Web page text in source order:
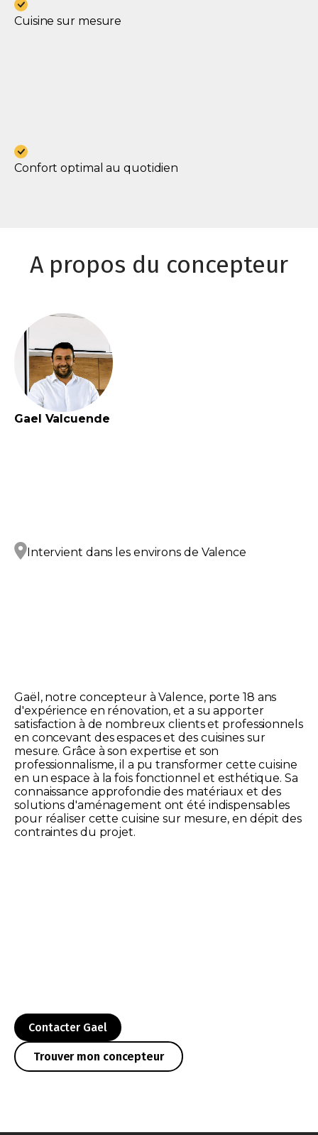
Cuisine sur mesure
Confort optimal au quotidien
A propos du concepteur
Gael Valcuende
Intervient dans les environs de Valence
Gaël, notre concepteur à Valence, porte 18 ans
d'expérience en rénovation, et a su apporter
satisfaction à de nombreux clients et professionnels
en concevant des espaces et des cuisines sur
mesure. Grâce à son expertise et son
professionnalisme, il a pu transformer cette cuisine
en un espace à la fois fonctionnel et esthétique. Sa
connaissance approfondie des matériaux et des
solutions d'aménagement ont été indispensables
pour réaliser cette cuisine sur mesure, en dépit des
contraintes du projet.
Contacter Gael
Trouver mon concepteur